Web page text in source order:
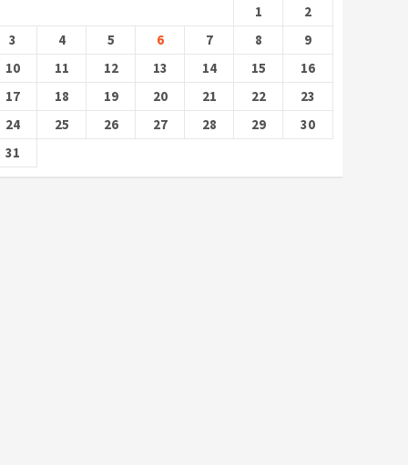
1
2
3
4 5 6 7 8
9
10
11 12 13 14 15
16
17
18 19 20 21 22
23
24
25 26 27 28 29
30
31